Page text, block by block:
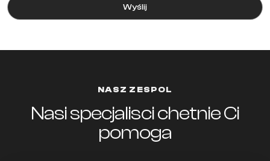
Wyślij
NASZ ZESPOL
Nasi specjalisci chetnie Ci
pomoga